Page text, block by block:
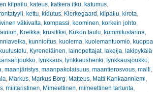
kilpailu kateus, katkera itku katumus,
kettu kidutus, Kierkegaard kilpailu kirota
väkivalta kompassi koominen korkein johto,
Kreikka krusifiksi Kukon laulu kummitustarina
kunnioitus, kuolema kuolemantuomio, kuoppa
Kyreneläinen lainopettajat, lakeija lakipykälä
, lynkkaus, lynkkaushenki lynkkausjoukko,
maanjäristys, maanpakolaisuus, maantierosvous, malli
Markus, Markus Borg Matteus, Matti Kankaanniemi
, militaristinen Mimeettinen mimeettinen tartunta